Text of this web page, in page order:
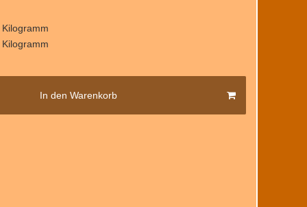
In den Warenkorb